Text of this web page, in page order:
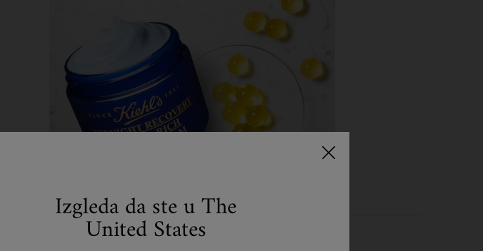
Izgleda da ste u The
United States